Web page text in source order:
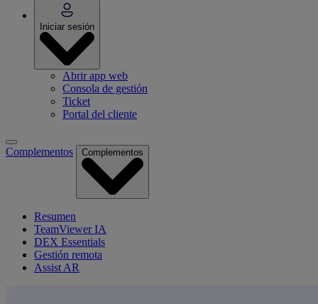
Iniciar sesión
Abrir app web
Consola de gestión
Ticket
Portal del cliente
Complementos Complementos
Resumen
TeamViewer IA
DEX Essentials
Gestión remota
Assist AR